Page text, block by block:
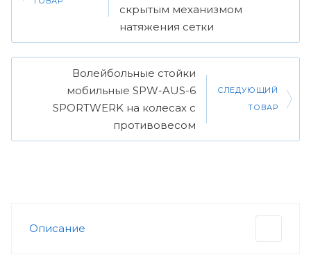
скрытым механизмом
натяжения сетки
Волейбольные стойки
мобильные SPW-AUS-6
SPORTWERK на колесах с
противовесом
СЛЕДУЮЩИЙ
ТОВАР
Описание